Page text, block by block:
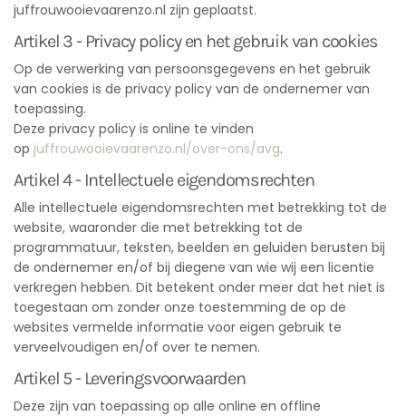
juffrouwooievaarenzo.nl zijn geplaatst.
Artikel 3 - Privacy policy en het gebruik van cookies
Op de verwerking van persoonsgegevens en het gebruik
van cookies is de privacy policy van de ondernemer van
toepassing.
Deze privacy policy is online te vinden
op juffrouwooievaarenzo.nl/over-ons/avg.
Artikel 4 - Intellectuele eigendomsrechten
Alle intellectuele eigendomsrechten met betrekking tot de
website, waaronder die met betrekking tot de
programmatuur, teksten, beelden en geluiden berusten bij
de ondernemer en/of bij diegene van wie wij een licentie
verkregen hebben. Dit betekent onder meer dat het niet is
toegestaan om zonder onze toestemming de op de
websites vermelde informatie voor eigen gebruik te
verveelvoudigen en/of over te nemen.
Artikel 5 - Leveringsvoorwaarden
Deze zijn van toepassing op alle online en offline